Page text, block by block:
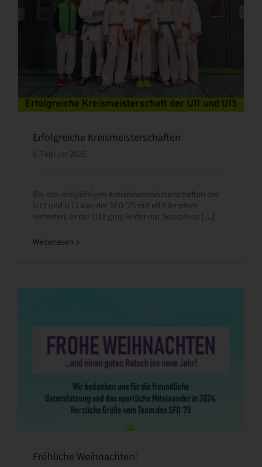
Erfolgreiche Kreismeisterschaften
8. Februar 2025
Bei den diesjährigen Kreiseinzelmeisterschaften der
U11 und U15 war der SFD ’75 mit elf Kämpfern
vertreten. In der U11 ging leider nur Seraphina […]
Weiterlesen
Fröhliche Weihnachten!